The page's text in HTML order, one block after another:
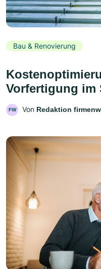
Bau & Renovierung
Vorfertigung im
FW Von Redaktion